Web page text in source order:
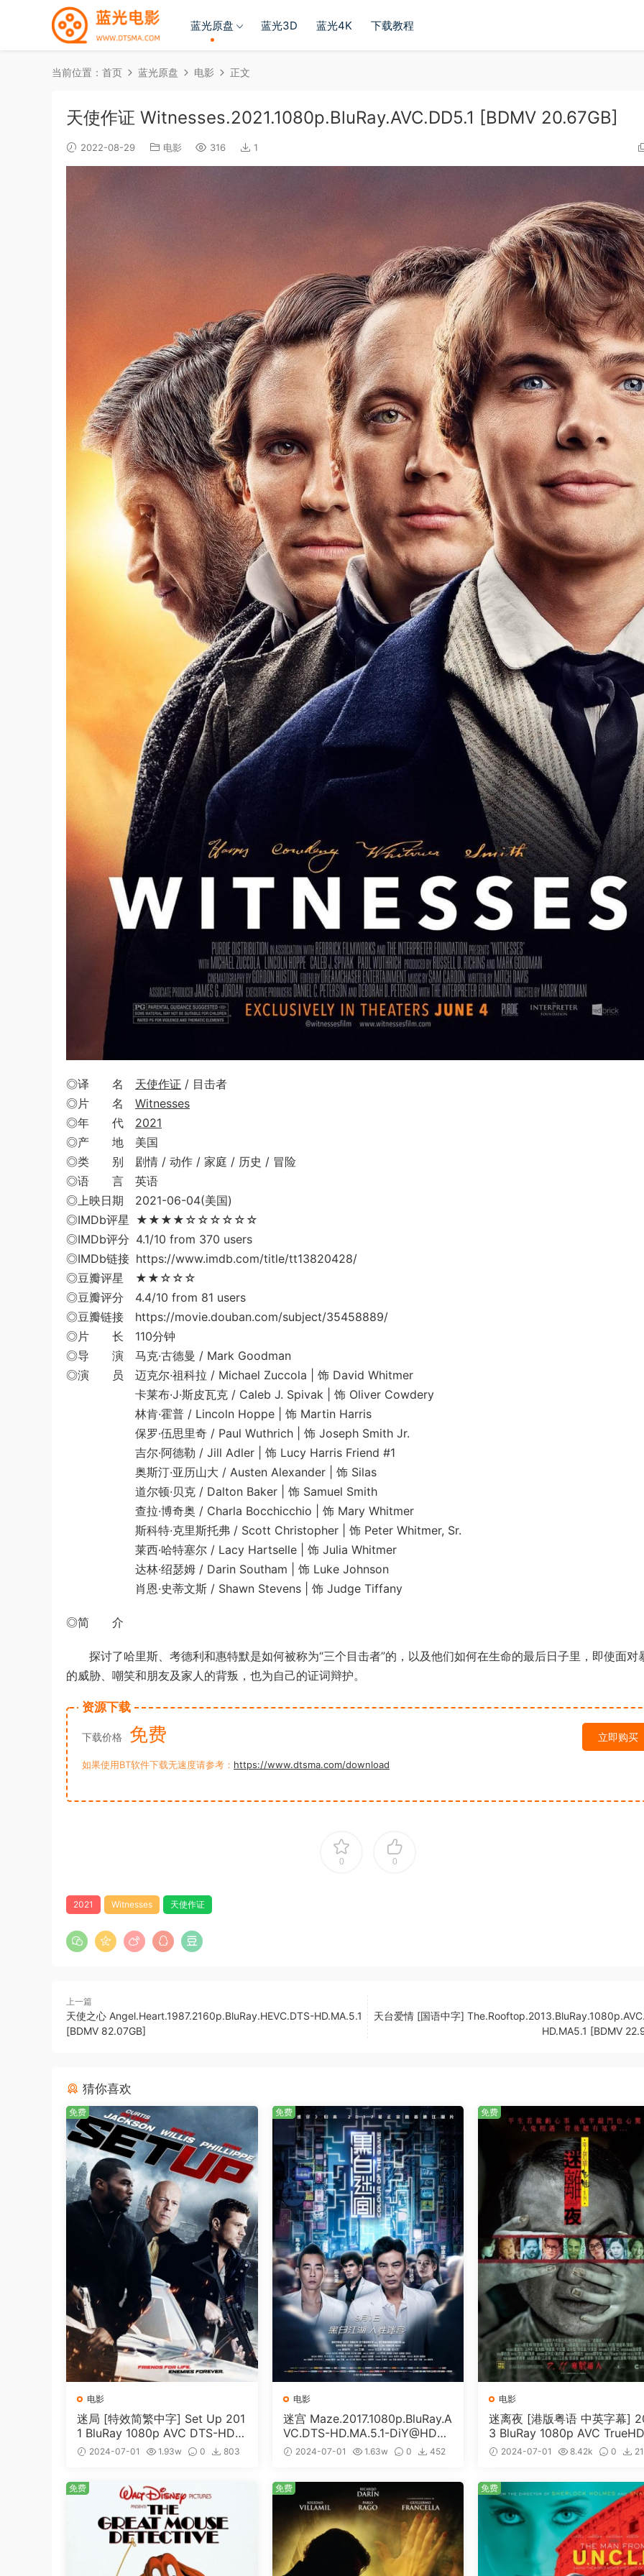
蓝光原盘 蓝光3D 蓝光4K 下载教程
当前位置： 首页 蓝光原盘 电影 正文
天使作证 Witnesses.2021.1080p.BluRay.AVC.DD5.1 [BDMV 20.67GB]
2022-08-29 电影 316 1
◎译 名 天使作证 / 目击者
◎片 名 Witnesses
◎年 代 2021
◎产 地 美国
◎类 别 剧情 / 动作 / 家庭 / 历史 / 冒险
◎语 言 英语
◎上映日期 2021-06-04(美国)
◎IMDb评星 ★★★★☆☆☆☆☆☆
◎IMDb评分 4.1/10 from 370 users
◎IMDb链接 https://www.imdb.com/title/tt13820428/
◎豆瓣评星 ★★☆☆☆
◎豆瓣评分 4.4/10 from 81 users
◎豆瓣链接 https://movie.douban.com/subject/35458889/
◎片 长 110分钟
◎导 演 马克·古德曼 / Mark Goodman
◎演 员 迈克尔·祖科拉 / Michael Zuccola | 饰 David Whitmer
卡莱布·J·斯皮瓦克 / Caleb J. Spivak | 饰 Oliver Cowdery
林肯·霍普 / Lincoln Hoppe | 饰 Martin Harris
保罗·伍思里奇 / Paul Wuthrich | 饰 Joseph Smith Jr.
吉尔·阿德勒 / Jill Adler | 饰 Lucy Harris Friend #1
奥斯汀·亚历山大 / Austen Alexander | 饰 Silas
道尔顿·贝克 / Dalton Baker | 饰 Samuel Smith
查拉·博奇奥 / Charla Bocchicchio | 饰 Mary Whitmer
斯科特·克里斯托弗 / Scott Christopher | 饰 Peter Whitmer, Sr.
莱西·哈特塞尔 / Lacy Hartselle | 饰 Julia Whitmer
达林·绍瑟姆 / Darin Southam | 饰 Luke Johnson
肖恩·史蒂文斯 / Shawn Stevens | 饰 Judge Tiffany
◎简 介
探讨了哈里斯、考德利和惠特默是如何被称为“三个目击者”的，以及他们如何在生命的最后日子里，即使面对
的威胁、嘲笑和朋友及家人的背叛，也为自己的证词辩护。
资源下载
下载价格 免费 立即购买
如果使用BT软件下载无速度请参考： https://www.dtsma.com/download
0 0
2021 Witnesses 天使作证
上一篇
天使之心 Angel.Heart.1987.2160p.BluRay.HEVC.DTS-HD.MA.5.1
[BDMV 82.07GB]
天台爱情 [国语中字]
HD.MA5.1 [BDMV
猜你喜欢
电影
迷局 [特效简繁中字] Set Up 201
1 BluRay 1080p AVC DTS-HD
MA5.1-shhaclm@CHDBits [BDI
2024-07-01 1.93w 0
803
免费
电影
迷宫 Maze.2017.1080p.BluRay.A
VC.DTS-HD.MA.5.1-DiY@HDHo
me [BDISO 19.7GB]
2024-07-01 1.63w 0
452
免费
电影
迷离夜 [港版粤语 中英字幕]
3 BluRay 1080p AVC
1 [BDISO 22.64GB]
2024-07-01 8.42k 0
免费
免费 免费 免费